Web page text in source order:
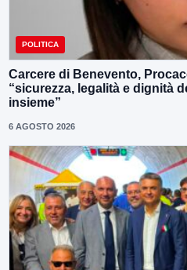
POLITICA
Carcere di Benevento,
“sicurezza, legalità e dignità
insieme”
6 AGOSTO 2026